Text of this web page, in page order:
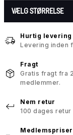
VÆLG STØRRELSE
Hurtig levering
Levering inden
Fragt
Gratis fragt fra
medlemmer.
Nem retur
100 dages
Medlemspriser